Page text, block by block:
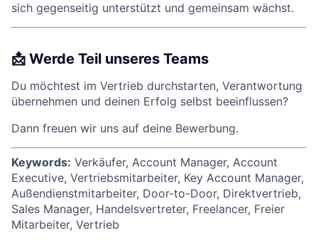
sich gegenseitig unterstützt und gemeinsam wächst.
📩 Werde Teil unseres Teams
Du möchtest im Vertrieb durchstarten, Verantwortung
übernehmen und deinen Erfolg selbst beeinflussen?
Dann freuen wir uns auf deine Bewerbung.
Keywords: Verkäufer, Account Manager, Account
Executive, Vertriebsmitarbeiter, Key Account Manager,
Außendienstmitarbeiter, Door-to-Door, Direktvertrieb,
Sales Manager, Handelsvertreter, Freelancer, Freier
Mitarbeiter, Vertrieb